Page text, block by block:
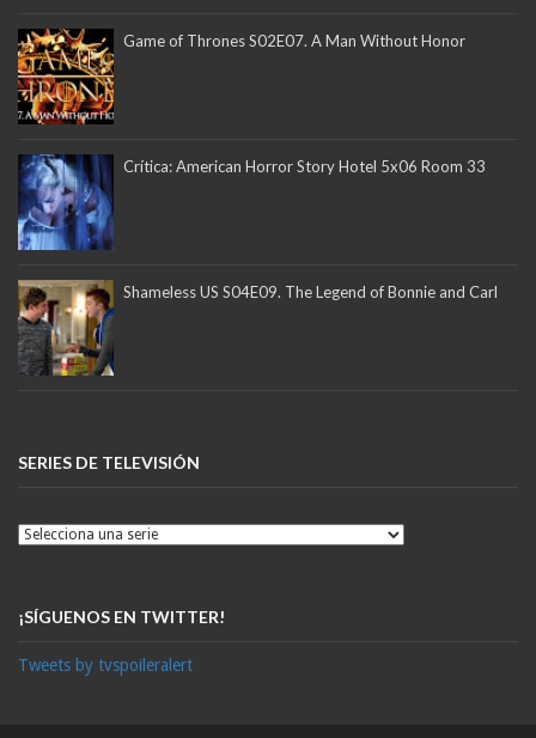
Game of Thrones S02E07. A Man Without Honor
Crítica: American Horror Story Hotel 5x06 Room 33
Shameless US S04E09. The Legend of Bonnie and Carl
SERIES DE TELEVISIÓN
¡SÍGUENOS EN TWITTER!
Tweets by tvspoileralert